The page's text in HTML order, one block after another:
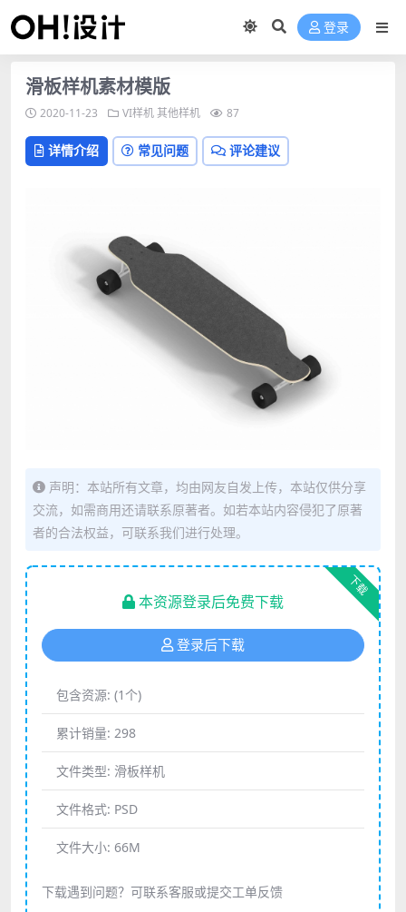
登录
滑板样机素材模版
2020-11-23 VI样机其他样机 87
详情介绍 常见问题 评论建议
声明：本站所有文章，均由网友自发上传，本站仅供分享
交流，如需商用还请联系原著者。如若本站内容侵犯了原著
者的合法权益，可联系我们进行处理。
下载
本资源登录后免费下载
登录后下载
包含资源: (1个)
累计销量: 298
文件类型: 滑板样机
文件格式: PSD
文件大小: 66M
下载遇到问题？可联系客服或提交工单反馈